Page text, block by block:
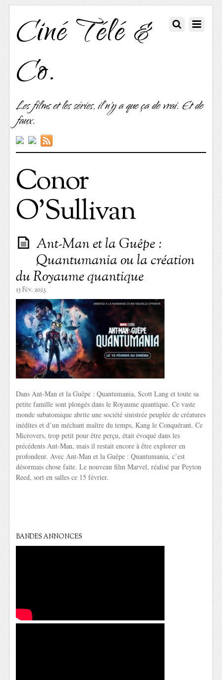
Ciné Télé &
Co.
Les films et les séries, il n'y a que ça de vrai. Et de
faux.
Conor
O’Sullivan
Ant-Man et la Guêpe :
Quantumania ou la création
du Royaume quantique
15 Fév. 2023
Dans Ant-Man et la Guêpe : Quantumania, Scott Lang et toute sa
petite famille sont plongés dans le Royaume quantique. Ce vaste
monde subatomique abrite une société sinistrée peuplée de créatures
inédites et d’un méchant maître du temps, Kang le Conquérant. Ce
Microvers, trop petit pour être perçu, était évoqué dans les
précédents Ant-Man, mais il restait encore à être explorer en
profondeur. Avec Ant-Man et la Guêpe : Quantumania, c’est
désormais chose faite. Le nouveau film Marvel, réalisé par Peyton
Reed, sort en salles ce 15 février.
BANDES ANNONCES